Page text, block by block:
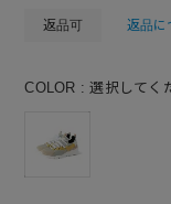
返品可 返品に
COLOR 選択してく